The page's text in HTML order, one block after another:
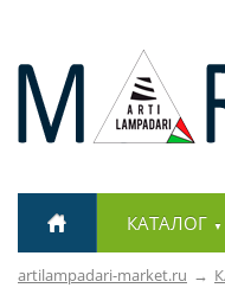
КАТАЛОГ ▼
artilampadari-market.ru